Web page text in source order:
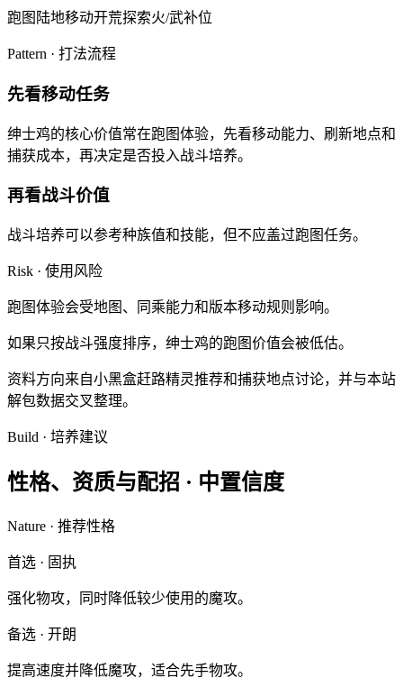
跑图 陆地移动开荒探索火/武补位
Pattern · 打法流程
先看移动任务
绅士鸡的核心价值常在跑图体验，先看移动能力、刷新地点和
捕获成本，再决定是否投入战斗培养。
再看战斗价值
战斗培养可以参考种族值和技能，但不应盖过跑图任务。
Risk · 使用风险
跑图体验会受地图、同乘能力和版本移动规则影响。
如果只按战斗强度排序，绅士鸡的跑图价值会被低估。
资料方向来自小黑盒赶路精灵推荐和捕获地点讨论，并与本站
解包数据交叉整理。
Build · 培养建议
性格、资质与配招 · 中置信度
Nature · 推荐性格
首选 · 固执
强化物攻，同时降低较少使用的魔攻。
备选 · 开朗
提高速度并降低魔攻，适合先手物攻。